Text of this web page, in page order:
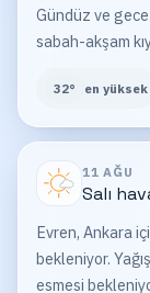
Gündüz ve gece
sabah-akşam
32° en yüksek
11 AĞU
Salı
Evren, Ankara
bekleniyor.
esmesi